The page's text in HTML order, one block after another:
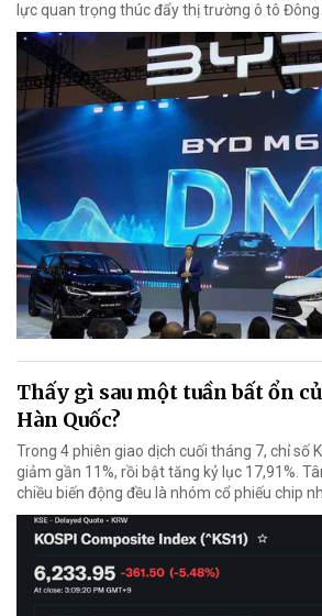
lực quan trọng thúc đẩy thị trường ô tô Đông
Thấy gì sau một tuần bất ổn
Hàn Quốc?
Trong 4 phiên giao dịch cuối tháng 7, chỉ số
giảm gần 11%, rồi bật tăng kỷ lục 17,91%.
chiều biến động đều là nhóm cổ phiếu chip